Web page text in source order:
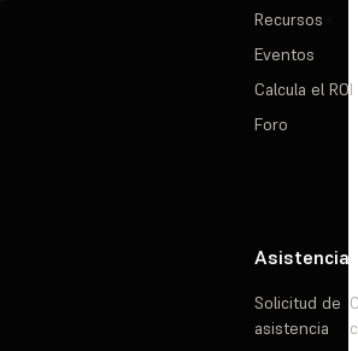
Recursos
Eventos
Calcula el ROI
Foro
Asistencia
Solicitud de
asistencia